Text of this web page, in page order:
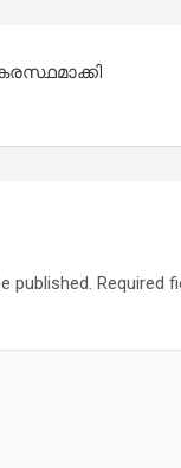
published. Required